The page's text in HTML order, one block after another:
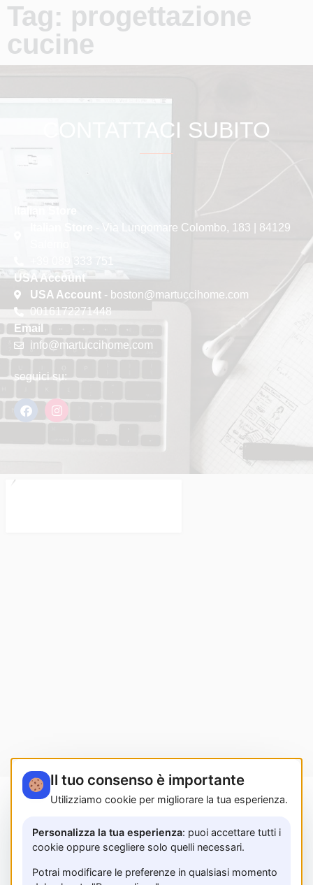
Tag: progettazione
cucine
CONTATTACI SUBITO
Italian Store
- Via Lungomare Colombo, 183 | 84129
USA Account
USA Account- boston@martuccihome.com
0016172271448
Email
info@martuccihome.com
seguici su:
183A - 84129 Salerno | P.I. 05614850658 |
Il tuo consenso è importante
Utilizziamo cookie per migliorare la tua esperienza.
Personalizza la tua esperienza: puoi accettare tutti i
cookie oppure scegliere solo quelli necessari.
Potrai modificare le preferenze in qualsiasi momento